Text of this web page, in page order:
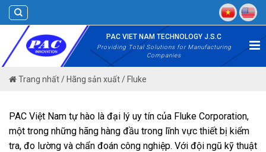
Skip
to
content
PAC VIET NAM TECHNOLOGY J.S.C
Providing Total Solutions for Manufacturing
Companies
Trang nhất/ Hãng sản xuất/ Fluke
PAC Việt Nam tự hào là đại lý uy tín của Fluke Corporation,
một trong những hãng hàng đầu trong lĩnh vực thiết bị kiểm
tra, đo lường và chẩn đoán công nghiệp. Với đội ngũ kỹ thuật